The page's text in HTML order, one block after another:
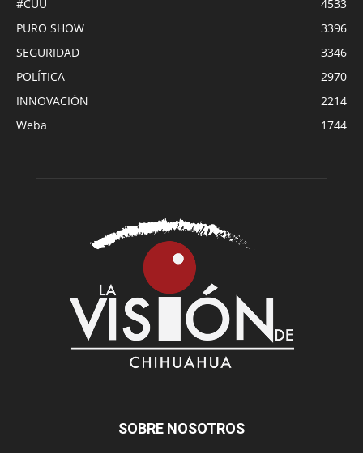
#CUU
4533
PURO SHOW
3396
SEGURIDAD
3346
POLÍTICA
2970
INNOVACIÓN
2214
Weba
1744
SOBRE NOSOTROS